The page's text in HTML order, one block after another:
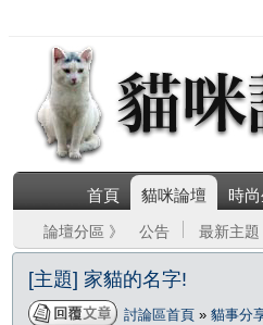
首頁 貓咪論壇 時
論壇分區 》 公告 最新主題
[主題] 家貓的名字!
討論區首頁 » 貓事分